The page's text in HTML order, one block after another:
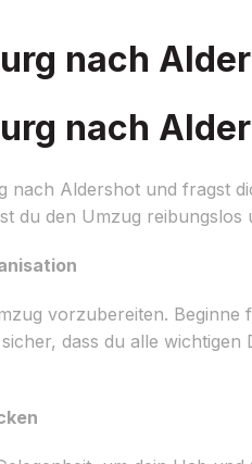
nach
nach
nach Aldershot und fragst
du den Umzug reibungslos
vorzubereiten.
dass du alle